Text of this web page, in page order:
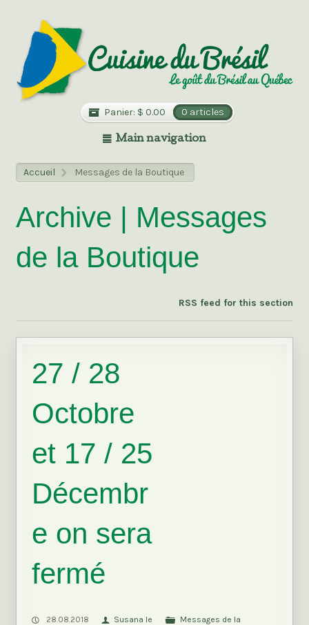
Panier: $ 0.00 0 articles
Main navigation
Accueil > Messages de la Boutique
Archive | Messages
de la Boutique
RSS feed for this section
27 / 28
Octobre
et 17 / 25
Décembr
e on sera
fermé
28.08.2018 Susana Ie
Messages de la